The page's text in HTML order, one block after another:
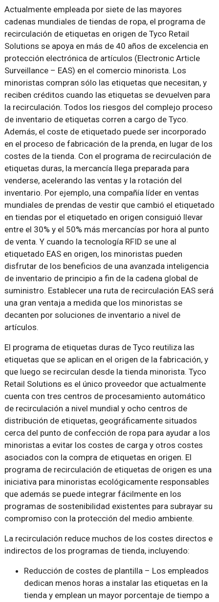
Actualmente empleada por siete de las mayores
cadenas mundiales de tiendas de ropa, el programa de
recirculación de etiquetas en origen de Tyco Retail
Solutions se apoya en más de 40 años de excelencia en
protección electrónica de artículos (Electronic Article
Surveillance – EAS) en el comercio minorista. Los
minoristas compran sólo las etiquetas que necesitan, y
reciben créditos cuando las etiquetas se devuelven para
la recirculación. Todos los riesgos del complejo proceso
de inventario de etiquetas corren a cargo de Tyco.
Además, el coste de etiquetado puede ser incorporado
en el proceso de fabricación de la prenda, en lugar de los
costes de la tienda. Con el programa de recirculación de
etiquetas duras, la mercancía llega preparada para
venderse, acelerando las ventas y la rotación del
inventario. Por ejemplo, una compañía líder en ventas
mundiales de prendas de vestir que cambió el etiquetado
en tiendas por el etiquetado en origen consiguió llevar
entre el 30% y el 50% más mercancías por hora al punto
de venta. Y cuando la tecnología RFID se une al
etiquetado EAS en origen, los minoristas pueden
disfrutar de los beneficios de una avanzada inteligencia
de inventario de principio a fin de la cadena global de
suministro. Establecer una ruta de recirculación EAS será
una gran ventaja a medida que los minoristas se
decanten por soluciones de inventario a nivel de
artículos.
El programa de etiquetas duras de Tyco reutiliza las
etiquetas que se aplican en el origen de la fabricación, y
que luego se recirculan desde la tienda minorista. Tyco
Retail Solutions es el único proveedor que actualmente
cuenta con tres centros de procesamiento automático
de recirculación a nivel mundial y ocho centros de
distribución de etiquetas, geográficamente situados
cerca del punto de confección de ropa para ayudar a los
minoristas a evitar los costes de carga y otros costes
asociados con la compra de etiquetas en origen. El
programa de recirculación de etiquetas de origen es una
iniciativa para minoristas ecológicamente responsables
que además se puede integrar fácilmente en los
programas de sostenibilidad existentes para subrayar su
compromiso con la protección del medio ambiente.
La recirculación reduce muchos de los costes directos e
indirectos de los programas de tienda, incluyendo:
Reducción de costes de plantilla – Los empleados
dedican menos horas a instalar las etiquetas en la
tienda y emplean un mayor porcentaje de tiempo a